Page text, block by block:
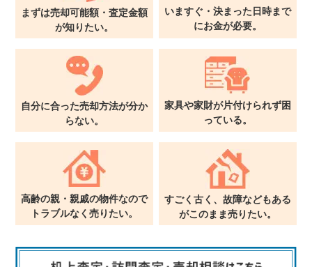
まずは売却可能額・査定金額
が知りたい。
いますぐ・決まった日時まで
にお金が必要。
自分に合った売却方法が分か
らない。
家具や家財が片付けられず困
っている。
高齢の親・親戚の物件なので
トラブルなく売りたい。
すごく古く、故障などもある
がこのまま売りたい。